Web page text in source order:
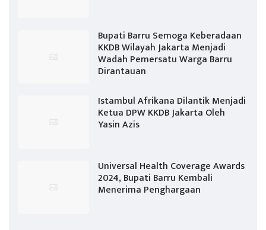
Bupati Barru Semoga Keberadaan
KKDB Wilayah Jakarta Menjadi
Wadah Pemersatu Warga Barru
Dirantauan
Istambul Afrikana Dilantik Menjadi
Ketua DPW KKDB Jakarta Oleh
Yasin Azis
Universal Health Coverage Awards
2024, Bupati Barru Kembali
Menerima Penghargaan